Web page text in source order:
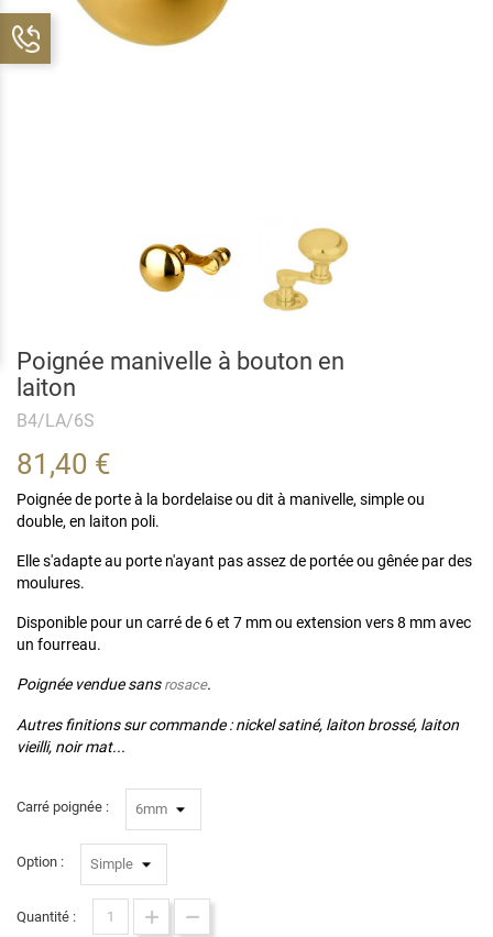
Poignée manivelle à bouton en
laiton
B4/LA/6S
81,40 €
Poignée de porte à la bordelaise ou dit à manivelle, simple ou
double, en laiton poli.
Elle s'adapte au porte n'ayant pas assez de portée ou gênée par des
moulures.
Disponible pour un carré de 6 et 7 mm ou extension vers 8 mm avec
un fourreau.
Poignée vendue sans rosace.
Autres finitions sur commande : nickel satiné, laiton brossé, laiton
vieilli, noir mat...
Carré poignée :
Option :
Quantité :